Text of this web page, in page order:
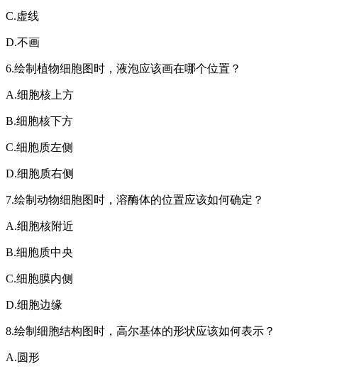
C.虚线
D.不画
6.绘制植物细胞图时，液泡应该画在哪个位置？
A.细胞核上方
B.细胞核下方
C.细胞质左侧
D.细胞质右侧
7.绘制动物细胞图时，溶酶体的位置应该如何确定？
A.细胞核附近
B.细胞质中央
C.细胞膜内侧
D.细胞边缘
8.绘制细胞结构图时，高尔基体的形状应该如何表示？
A.圆形